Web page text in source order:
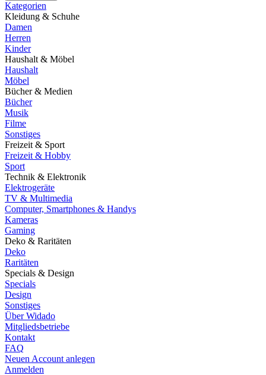
Kategorien
Kleidung & Schuhe
Damen
Herren
Kinder
Haushalt & Möbel
Haushalt
Möbel
Bücher & Medien
Bücher
Musik
Filme
Sonstiges
Freizeit & Sport
Freizeit & Hobby
Sport
Technik & Elektronik
Elektrogeräte
TV & Multimedia
Computer, Smartphones & Handys
Kameras
Gaming
Deko & Raritäten
Deko
Raritäten
Specials & Design
Specials
Design
Sonstiges
Über Widado
Mitgliedsbetriebe
Kontakt
FAQ
Neuen Account anlegen
Anmelden